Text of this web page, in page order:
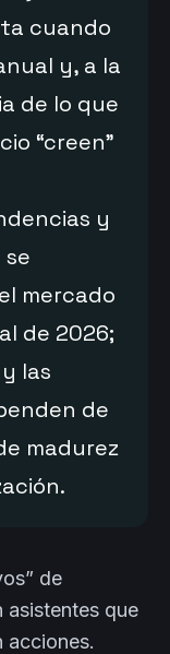
cuando
y, a la
de lo que
“creen”
y
mercado
de 2026;
las
de
madurez
de
asistentes que
acciones.